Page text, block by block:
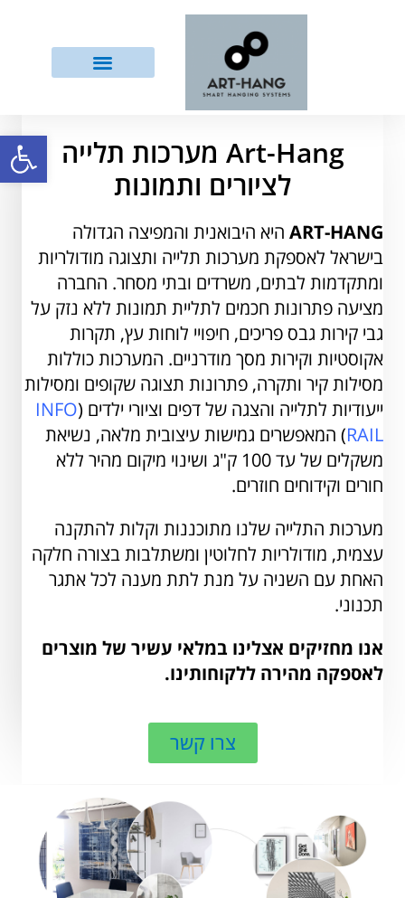
Art-Hang מערכות תלייה
לציורים ותמונות
ART-HANG היא היבואנית והמפיצה הגדולה
בישראל לאספקת מערכות תלייה ותצוגה מודולריות
ומתקדמות לבתים, משרדים ובתי מסחר. החברה
מציעה פתרונות חכמים לתליית תמונות ללא נזק על
גבי קירות גבס פריכים, חיפויי לוחות עץ, תקרות
אקוסטיות וקירות מסך מודרניים. המערכות כוללות
מסילות קיר ותקרה, פתרונות תצוגה שקופים ומסילות
ייעודיות לתלייה והצגה של דפים וציורי ילדים (INFO
RAIL) המאפשרים גמישות עיצובית מלאה, נשיאת
משקלים של עד 100 ק"ג ושינוי מיקום מהיר ללא
חורים וקידוחים חוזרים.
מערכות התלייה שלנו מתוכננות וקלות להתקנה
עצמית, מודולריות לחלוטין ומשתלבות בצורה חלקה
האחת עם השניה על מנת לתת מענה לכל אתגר
תכנוני.
אנו מחזיקים אצלינו במלאי עשיר של מוצרים
לאספקה מהירה ללקוחותינו.
צרו קשר